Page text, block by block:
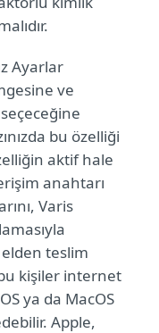
Ayarlar
ve
bu özelliği
aktif hale
anahtarı
Varis
elden teslim
kişiler internet
ya da MacOS
Apple,